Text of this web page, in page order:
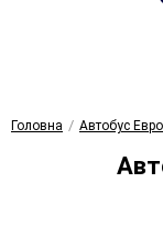
Головна Автобус